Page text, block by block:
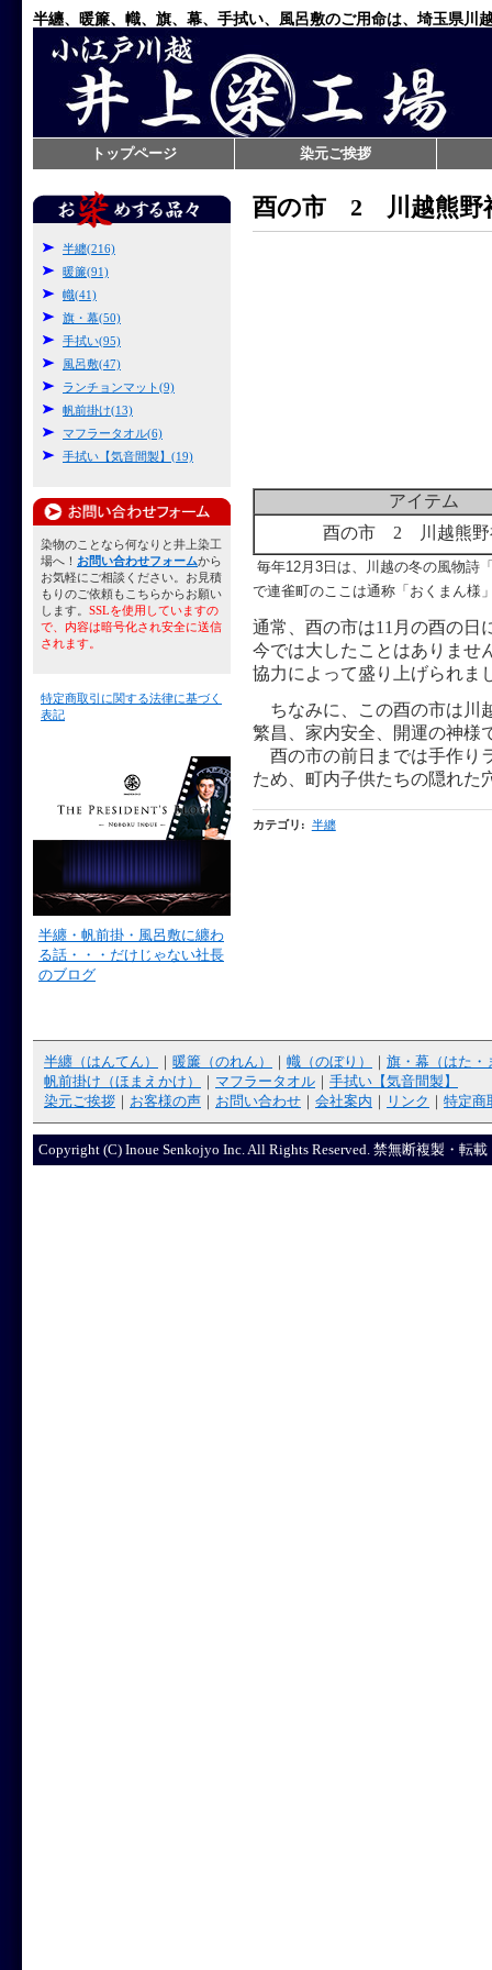
半纏、暖簾、幟、旗、幕、手拭い、風呂敷のご用命は、埼玉県
トップページ 染元ご挨拶
酉の市 2 川越熊野
アイテム
酉の市 2 川越熊野
毎年12月3日は、川越の冬の風物詩
で連雀町のここは通称「おくまん様
通常、酉の市は11月の酉の日
今では大したことはありませ
協力によって盛り上げられま
ちなみに、この酉の市は川
繁昌、家内安全、開運の神様
酉の市の前日までは手作り
ため、町内子供たちの隠れた
カテゴリ : 半纏
半纏(216)
暖簾(91)
幟(41)
旗・幕(50)
手拭い(95)
風呂敷(47)
ランチョンマット(9)
帆前掛け(13)
マフラータオル(6)
手拭い【気音間製】(19)
染物のことなら何なりと井上染工
場へ！ お問い合わせフォームから
お気軽にご相談ください。お見積
もりのご依頼もこちらからお願い
します。 SSLを使用していますの
で、内容は暗号化され安全に送信
されます。
特定商取引に関する法律に基づく
表記
半纏・帆前掛・風呂敷に纏わ
る話・・・だけじゃない社長
のブログ
半纏（はんてん） ｜ 暖簾（のれん） ｜ 幟（のぼり） ｜ 旗・幕（はた・
帆前掛け（ほまえかけ）
｜ マフラータオル ｜ 手拭い【気音間製】
染元ご挨拶 ｜ お客様の声 ｜ お問い合わせ ｜ 会社案内 ｜ リンク ｜ 特定商
Copyright (C) Inoue Senkojyo Inc. All Rights Reserved. 禁無断複製・